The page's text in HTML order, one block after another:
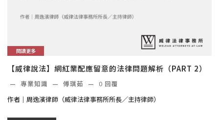
閱讀更多
【威律說法】網紅業配應留意的法律問題解析（PART 2）
— 專業知識 — 傅琪茹 — 0 回覆
作者｜周逸濱律師（威律法律事務所所長／主持律師）